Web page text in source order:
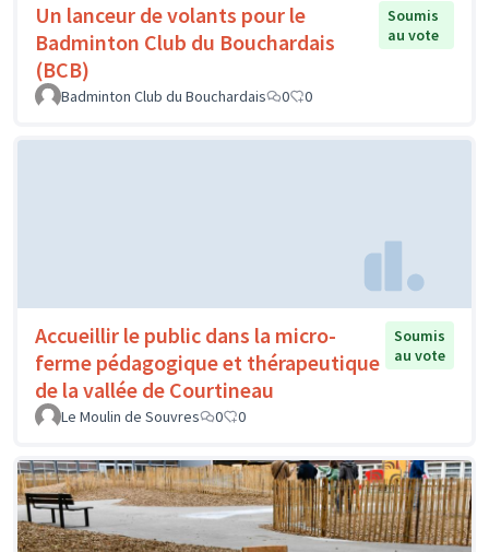
Un lanceur de volants pour le
Badminton Club du Bouchardais
(BCB)
Soumis
au vote
Badminton Club du Bouchardais 0 0
Accueillir le public dans la micro-
ferme pédagogique et thérapeutique
de la vallée de Courtineau
Soumis
au vote
Le Moulin de Souvres 0 0